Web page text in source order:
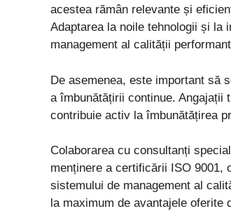
acestea rămân relevante și
Adaptarea la noile tehnologii și la
management al calității
De asemenea, este important să
a îmbunătățirii continue.
contribuie activ la îmbunătățirea
Colaborarea cu consultanți
menținere a certificării ISO 9001,
sistemului de management al
la maximum de avantajele oferite